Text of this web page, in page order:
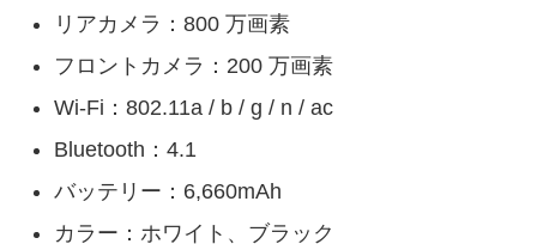
リアカメラ：800 万画素
フロントカメラ：200 万画素
Wi-Fi：802.11a / b / g / n / ac
Bluetooth：4.1
バッテリー：6,660mAh
カラー：ホワイト、ブラック